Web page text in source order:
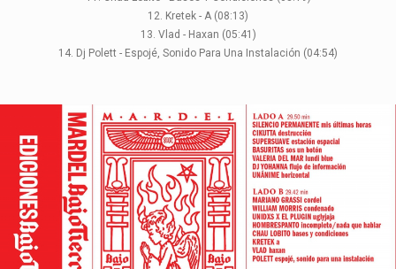
12. Kretek - A (08:13)
13. Vlad - Haxan (05:41)
14. Dj Polett - Espojé, Sonido Para Una Instalación (04:54)